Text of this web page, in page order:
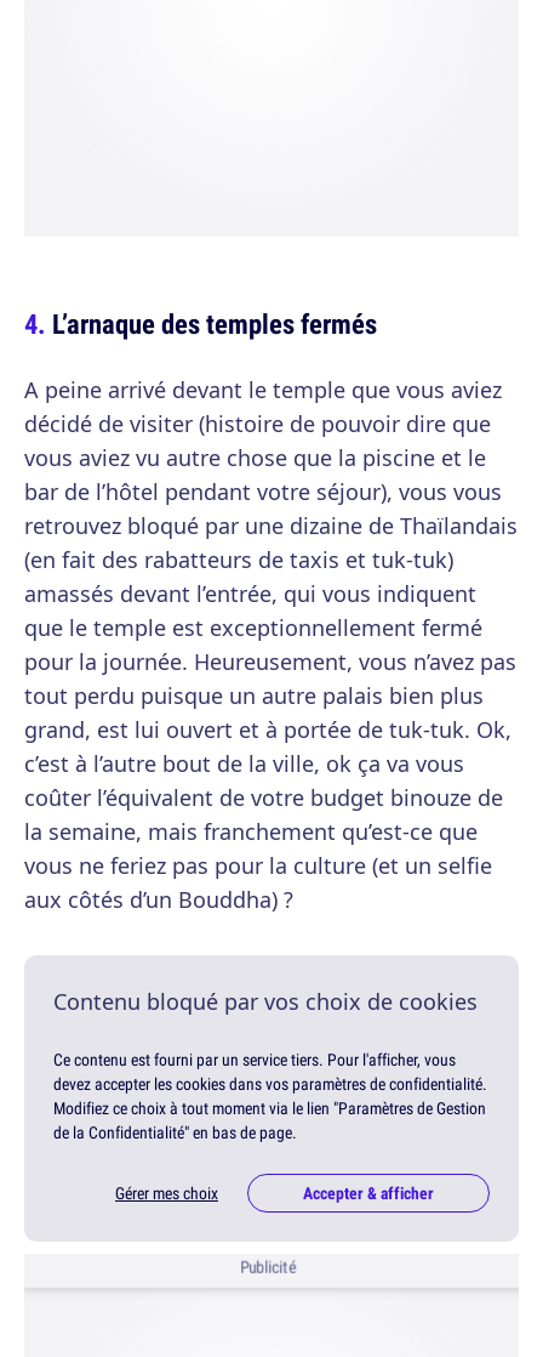
L’arnaque des temples fermés
A peine arrivé devant le temple que vous aviez
décidé de visiter (histoire de pouvoir dire que
vous aviez vu autre chose que la piscine et le
bar de l’hôtel pendant votre séjour), vous vous
retrouvez bloqué par une dizaine de Thaïlandais
(en fait des rabatteurs de taxis et tuk-tuk)
amassés devant l’entrée, qui vous indiquent
que le temple est exceptionnellement fermé
pour la journée. Heureusement, vous n’avez pas
tout perdu puisque un autre palais bien plus
grand, est lui ouvert et à portée de tuk-tuk. Ok,
c’est à l’autre bout de la ville, ok ça va vous
coûter l’équivalent de votre budget binouze de
la semaine, mais franchement qu’est-ce que
vous ne feriez pas pour la culture (et un selfie
aux côtés d’un Bouddha) ?
Contenu bloqué par vos choix de cookies
Ce contenu est fourni par un service tiers. Pour l'afficher, vous
devez accepter les cookies dans vos paramètres de confidentialité.
Modifiez ce choix à tout moment via le lien "Paramètres de Gestion
de la Confidentialité" en bas de page.
Gérer mes choix Accepter & afficher
Publicité